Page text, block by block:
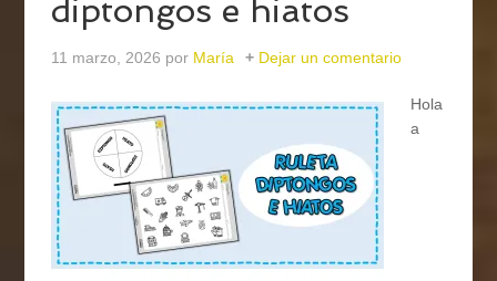
diptongos e hiatos
11 marzo, 2026 por María Dejar un comentario
Hola
a